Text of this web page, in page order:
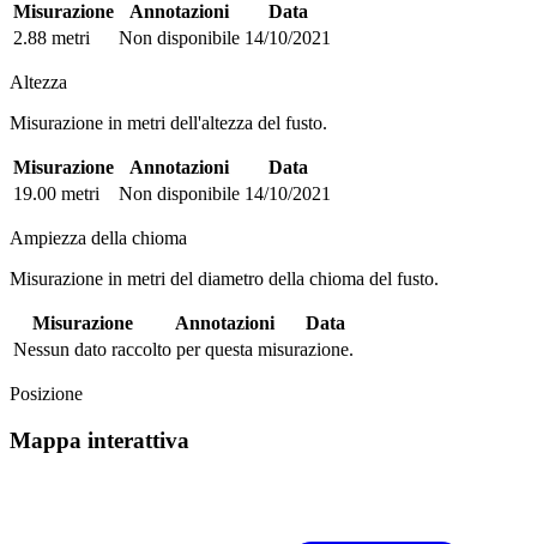
Misurazione Annotazioni
Data
2.88 metri
Non disponibile 14/10/2021
Altezza
Misurazione in metri dell'altezza del fusto.
Misurazione Annotazioni
Data
19.00 metri
Non disponibile 14/10/2021
Ampiezza della chioma
Misurazione in metri del diametro della chioma del fusto.
Misurazione Annotazioni
Data
Nessun dato raccolto per questa misurazione.
Posizione
Mappa interattiva